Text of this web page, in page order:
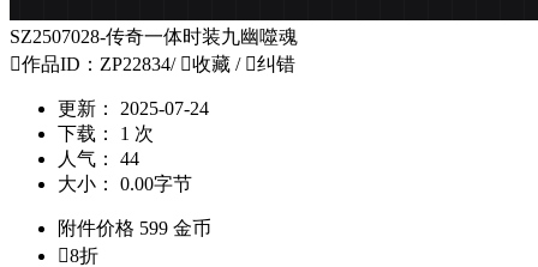
SZ2507028-传奇一体时装九幽噬魂
作品ID：ZP22834/ 收藏 / 纠错
更新：
2025-07-24
下载：
1 次
人气：
44
大小：
0.00字节
附件价格 599 金币
8折